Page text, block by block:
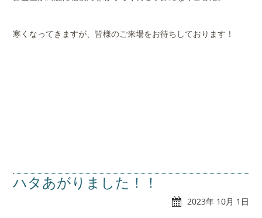
寒くなってきますが、皆様のご来場をお待ちしております！
ハタあがりました！！
2023年 10月 1日